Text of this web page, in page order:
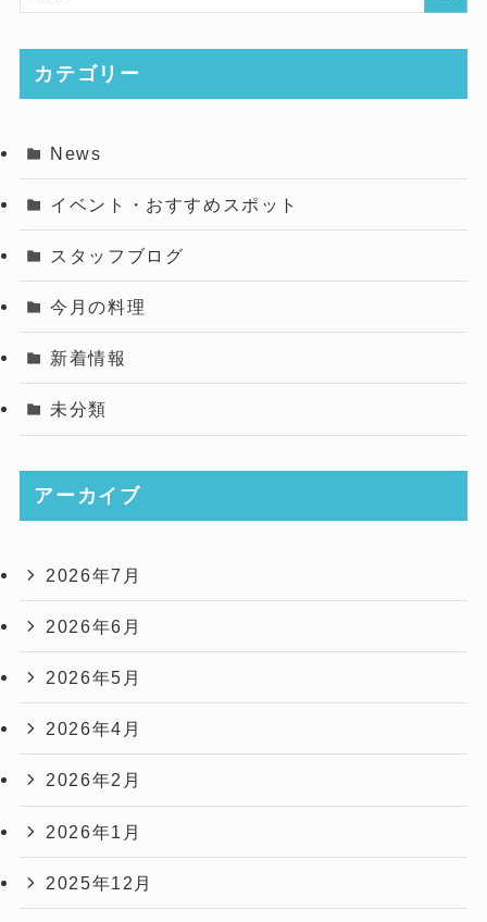
カテゴリー
News
イベント・おすすめスポット
スタッフブログ
今月の料理
新着情報
未分類
アーカイブ
2026年7月
2026年6月
2026年5月
2026年4月
2026年2月
2026年1月
2025年12月